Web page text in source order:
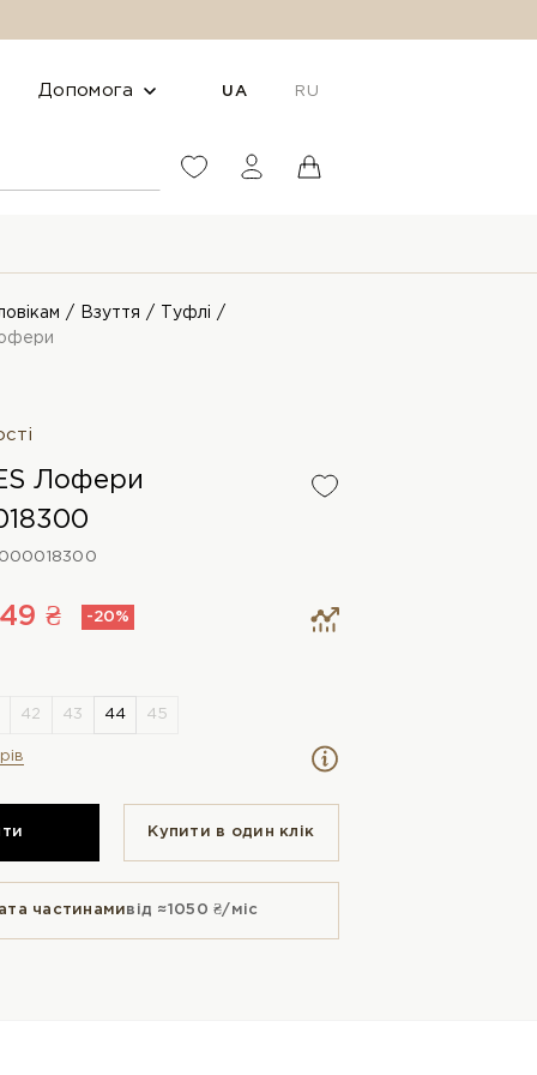
Допомога UA RU
Взуття
Туфлі
Лофери
₴ -20%
Купити в один клiк
частинамивід ≈1050 ₴/міс